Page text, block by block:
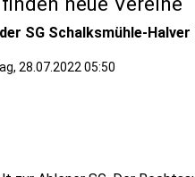
SG Schalksmühle-
28.07.2022 05:50